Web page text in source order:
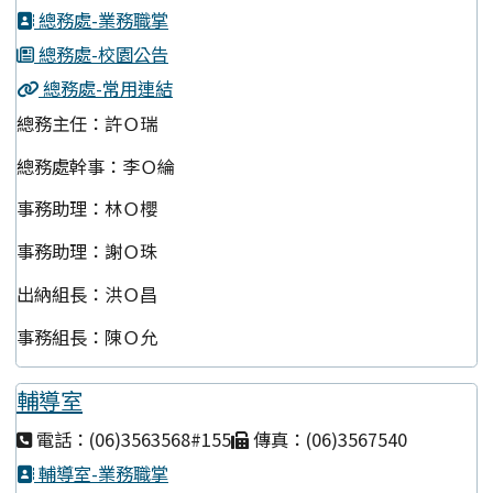
總務處-業務職掌
總務處-校園公告
總務處-常用連結
總務主任：許Ｏ瑞
總務處幹事：李Ｏ綸
事務助理：林Ｏ櫻
事務助理：謝Ｏ珠
出納組長：洪Ｏ昌
事務組長：陳Ｏ允
輔導室
電話：(06)3563568#155
傳真：(06)3567540
輔導室-業務職掌